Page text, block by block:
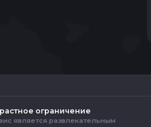
ограничение
является развлекательным